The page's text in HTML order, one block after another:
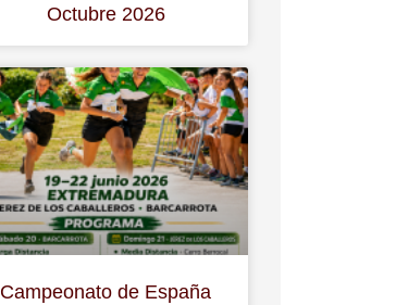
Octubre 2026
Campeonato de España